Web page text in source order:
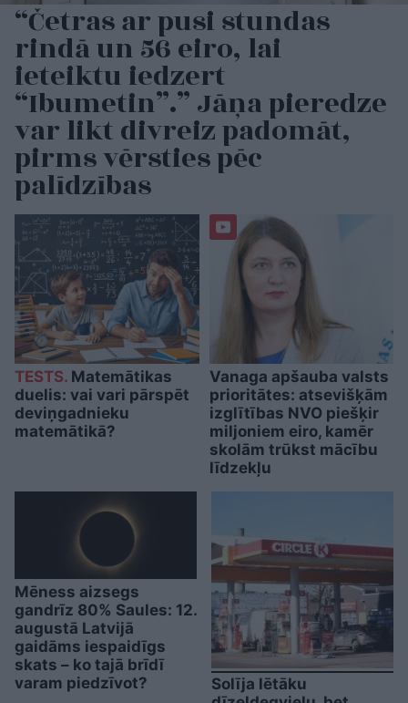
“Četras ar pusi stundas
rindā un 56 eiro, lai
ieteiktu iedzert
“Ibumetin”.” Jāņa pieredze
var likt divreiz padomāt,
pirms vērsties pēc
palīdzības
TESTS. Matemātikas
duelis: vai vari pārspēt
deviņgadnieku
matemātikā?
Vanaga apšauba valsts
prioritātes: atsevišķām
izglītības NVO piešķir
miljoniem eiro, kamēr
skolām trūkst mācību
līdzekļu
Mēness aizsegs
gandrīz 80% Saules: 12.
augustā Latvijā
gaidāms iespaidīgs
skats – ko tajā brīdī
varam piedzīvot?
Solīja lētāku